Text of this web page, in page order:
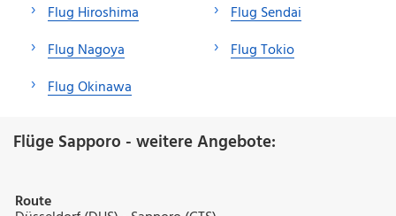
Flug Hiroshima
Flug Nagoya
Flug Okinawa
Flug Sendai
Flug Tokio
Flüge Sapporo - weitere Angebote:
Route